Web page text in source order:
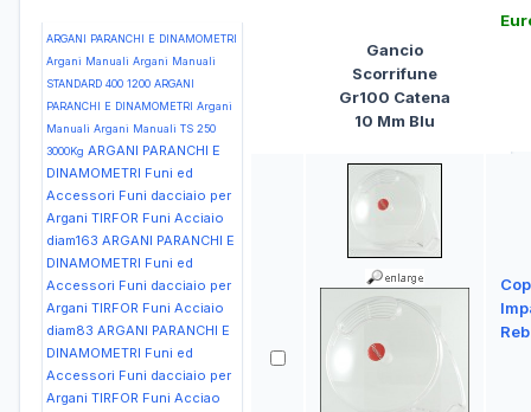
ARGANI PARANCHI E DINAMOMETRI
Argani Manuali Argani Manuali
STANDARD 400 1200 ARGANI
PARANCHI E DINAMOMETRI Argani
Manuali Argani Manuali TS 250
3000Kg ARGANI PARANCHI E
DINAMOMETRI Funi ed
Accessori Funi dacciaio per
Argani TIRFOR Funi Acciaio
diam163 ARGANI PARANCHI E
DINAMOMETRI Funi ed
Accessori Funi dacciaio per
Argani TIRFOR Funi Acciaio
diam83 ARGANI PARANCHI E
DINAMOMETRI Funi ed
Accessori Funi dacciaio per
Argani TIRFOR Funi Acciao
Gancio
Scorrifune
Gr100 Catena
10 Mm Blu